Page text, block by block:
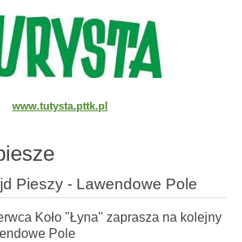
www.tutysta.pttk.pl
Pieszy - Lawendowe Pole
Koło "Łyna" zaprasza na kolejny
Pole